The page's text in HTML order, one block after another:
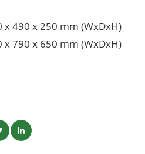
x 490 x 250 mm (WxDxH)
x 790 x 650 mm (WxDxH)